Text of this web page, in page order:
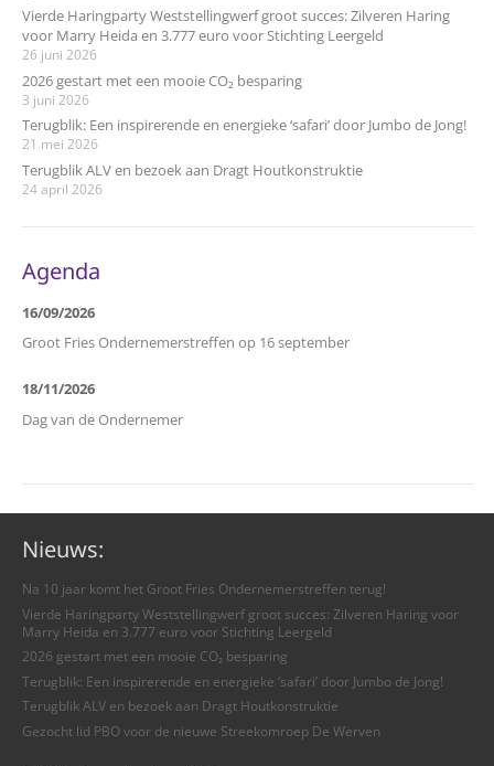
Vierde Haringparty Weststellingwerf groot succes: Zilveren Haring
voor Marry Heida en 3.777 euro voor Stichting Leergeld
26 juni 2026
2026 gestart met een mooie CO₂ besparing
3 juni 2026
Terugblik: Een inspirerende en energieke ‘safari’ door Jumbo de Jong!
21 mei 2026
Terugblik ALV en bezoek aan Dragt Houtkonstruktie
24 april 2026
Agenda
16/09/2026
Groot Fries Ondernemerstreffen op 16 september
18/11/2026
Dag van de Ondernemer
Nieuws:
Na 10 jaar komt het Groot Fries Ondernemerstreffen terug!
Vierde Haringparty Weststellingwerf groot succes: Zilveren Haring voor
Marry Heida en 3.777 euro voor Stichting Leergeld
2026 gestart met een mooie CO₂ besparing
Terugblik: Een inspirerende en energieke ‘safari’ door Jumbo de Jong!
Terugblik ALV en bezoek aan Dragt Houtkonstruktie
Gezocht lid PBO voor de nieuwe Streekomroep De Werven